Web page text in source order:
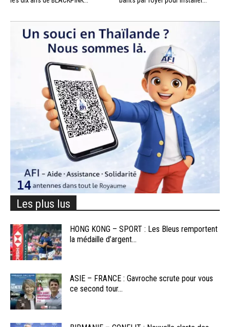
Les plus lus
HONG KONG – SPORT : Les Bleus remportent
la médaille d’argent...
ASIE – FRANCE : Gavroche scrute pour vous
ce second tour...